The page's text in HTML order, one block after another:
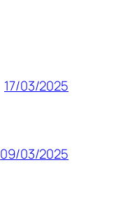
17/03/2025
09/03/2025